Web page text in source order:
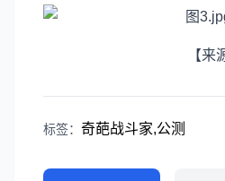
【来
标签： 奇葩战斗家,公测